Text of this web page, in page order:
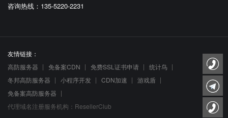
咨询热线：135-5220-2231
友情链接：
高防服务器
免备案CDN 免费SSL证书申请
统计鸟
冬邦高防服务器
小程序开发 CDN加速
游戏盾
免备案高防服务器
代理域名注册服务机构：ResellerClub